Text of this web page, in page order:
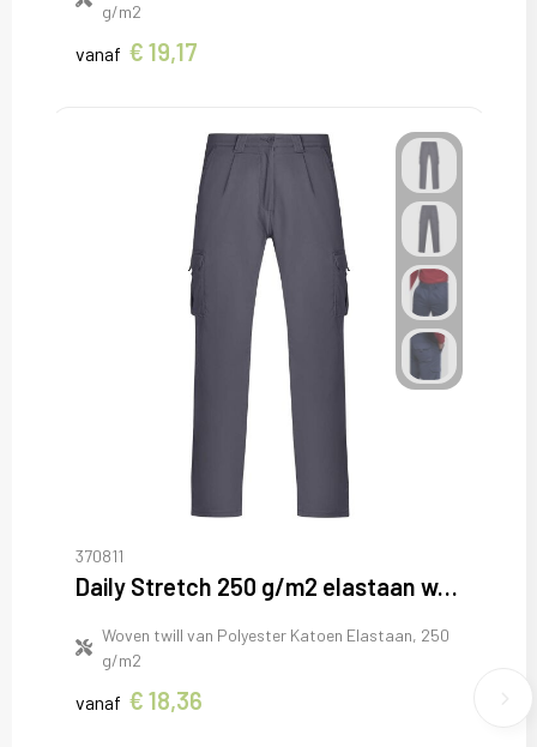
g/m2
vanaf € 19,17
370811
Daily Stretch 250 g/m2 elastaan werkbroek
Woven twill van Polyester Katoen Elastaan, 250
g/m2
vanaf € 18,36